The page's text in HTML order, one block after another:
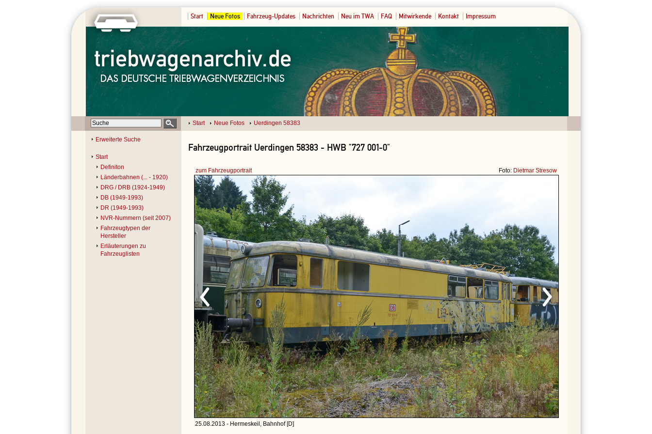
Start Neue Fotos Fahrzeug-Updates Nachrichten Neu im TWA FAQ Mitwirkende Kontakt Impressum
Start Neue Fotos Uerdingen 58383
Erweiterte Suche
Start
Definiton
Länderbahnen (... - 1920)
DRG / DRB (1924-1949)
DB (1949-1993)
DR (1949-1993)
NVR-Nummern (seit 2007)
Fahrzeugtypen der
Hersteller
Erläuterungen zu
Fahrzeuglisten
Fahrzeugportrait Uerdingen 58383 - HWB "727 001-0"
zum Fahrzeugportrait Foto: Dietmar Stresow
25.08.2013 - Hermeskeil, Bahnhof [D]